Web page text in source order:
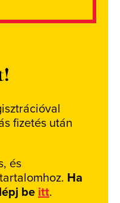
fizetés után
és
Ha
be itt.